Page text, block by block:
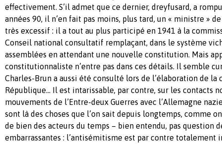
effectivement. S’il admet que ce dernier, dreyfusard, a
années 90, il n’en fait pas moins, plus tard, un « ministre »
très excessif : il a tout au plus participé en 1941 à la
Conseil national consultatif remplaçant, dans le système
assemblées en attendant une nouvelle constitution. Mais
constitutionnaliste n’entre pas dans ces détails. Il semble
Charles-Brun a aussi été consulté lors de l’élaboration de
République… Il est intarissable, par contre, sur les contacts
mouvements de l’Entre-deux Guerres avec l’Allemagne
sont là des choses que l’on sait depuis longtemps, comme
de bien des acteurs du temps – bien entendu, pas question
embarrassantes : l’antisémitisme est par contre totalement